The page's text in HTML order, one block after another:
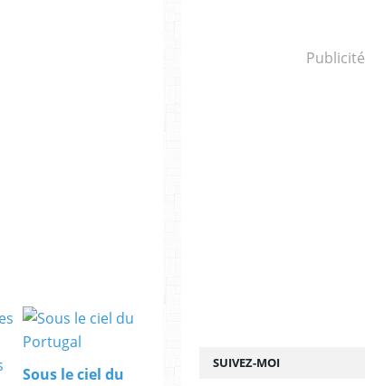
Sous le ciel du
SUIVEZ-MOI
Publicité